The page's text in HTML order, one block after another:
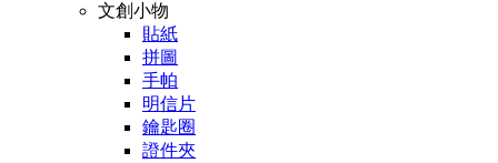
文創小物
貼紙
拼圖
手帕
明信片
鑰匙圈
證件夾